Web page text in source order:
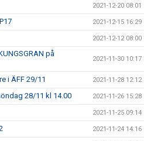
2021-12-20 08:01
2021-12-15 16:29
2021-12-12 08:00
på
2021-11-30 10:17
i ÄFF 29/11 2021-11-28 12:12
28/11 kl 14.00 2021-11-26 15:28
2021-11-25 09:14
2021-11-24 14:16